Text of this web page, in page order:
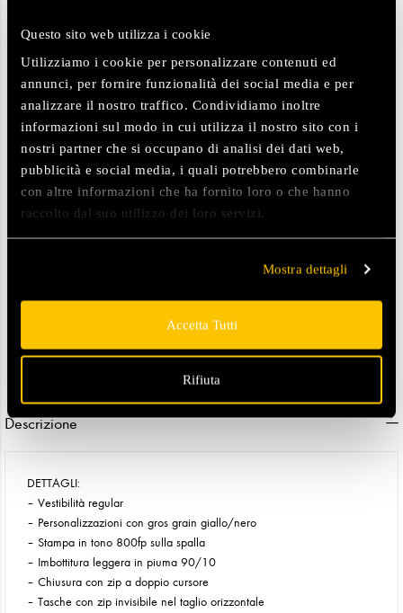
Questo sito web utilizza i cookie
Utilizziamo i cookie per personalizzare contenuti ed
annunci, per fornire funzionalità dei social media e per
analizzare il nostro traffico. Condividiamo inoltre
informazioni sul modo in cui utilizza il nostro sito con i
nostri partner che si occupano di analisi dei dati web,
pubblicità e social media, i quali potrebbero combinarle
con altre informazioni che ha fornito loro o che hanno
raccolto dal suo utilizzo dei loro servizi.
Mostra dettagli
Accetta Tutti
Rifiuta
AGGIUNGI AL CARRELLO
ACQUISTA
Spedizione 10€ – via Corriere Espresso
Share
Consegna entro 48H, in Italia.
Reso entro 14 giorni - se cambi idea
Piumini Leggeri Donna
Descrizione
DETTAGLI:
– Vestibilità regular
– Personalizzazioni con gros grain giallo/nero
– Stampa in tono 800fp sulla spalla
– Imbottitura leggera in piuma 90/10
– Chiusura con zip a doppio cursore
– Tasche con zip invisibile nel taglio orizzontale